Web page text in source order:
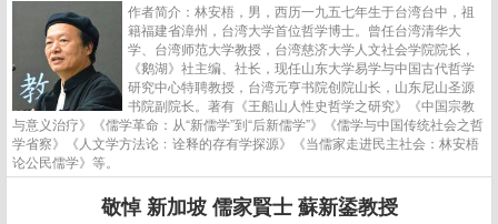
作者简介：林安梧，男，西历一九五七年生于台湾台中，祖
籍福建省漳州，台湾大学首位哲学博士。曾任台湾清华大
学、台湾师范大学教授，台湾慈济大学人文社会学院院长，
《鹅湖》社主编、社长，现任山东大学易学与中国古代哲学
研究中心特聘教授，台湾元亨书院创院山长，山东尼山圣源
书院副院长。著有《王船山人性史哲学之研究》《中国宗教
与意义治疗》《儒学革命：从“新儒学”到“后新儒学”》《儒学与中国传统社会之哲
学省察》《人文学方法论﹕诠释的存有学探源》《当儒家走进民主社会：林安梧
论公民儒学》等。
敬悼 新加坡 儒家賢士 蘇新鋈教授